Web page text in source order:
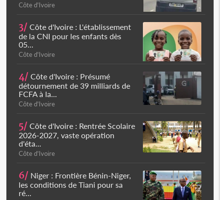
Côte d'Ivoire
3/ Côte d'Ivoire : L'établissement
de la CNI pour les enfants dès
05...
Côte d'Ivoire
4/ Côte d'Ivoire : Présumé
détournement de 39 milliards de
FCFA à la...
Côte d'Ivoire
5/ Côte d'Ivoire : Rentrée Scolaire
2026-2027, vaste opération
d'éta...
Côte d'Ivoire
6/ Niger : Frontière Bénin-Niger,
les conditions de Tiani pour sa
ré...